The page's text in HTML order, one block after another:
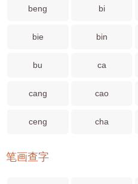
beng bi
bie bin
bu ca
cang cao
ceng cha
笔画查字